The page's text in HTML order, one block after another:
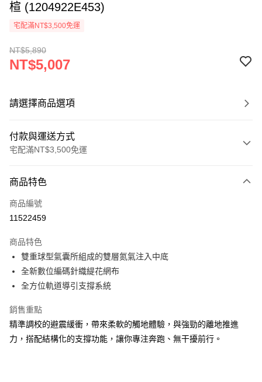
楦 (1204922E453)
宅配滿NT$3,500免運
NT$5,890
NT$5,007
請選擇商品選項
付款與運送方式
宅配滿NT$3,500免運
信用卡一次付款
ATM付款
運送方式
宅配
每筆NT$100，滿NT$3,500(含以上)免運費
商品特色
商品編號
11522459
商品特色
雙重球型氣囊所組成的雙層氮氣注入中底
全新數位編碼針織緹花網布
全方位軌道導引支撐系統
銷售重點
精準調校的避震緩衝，帶來柔軟的觸地體驗，與強勁的離地推進
力，搭配結構化的支撐功能，讓你專注奔跑、無干擾前行。